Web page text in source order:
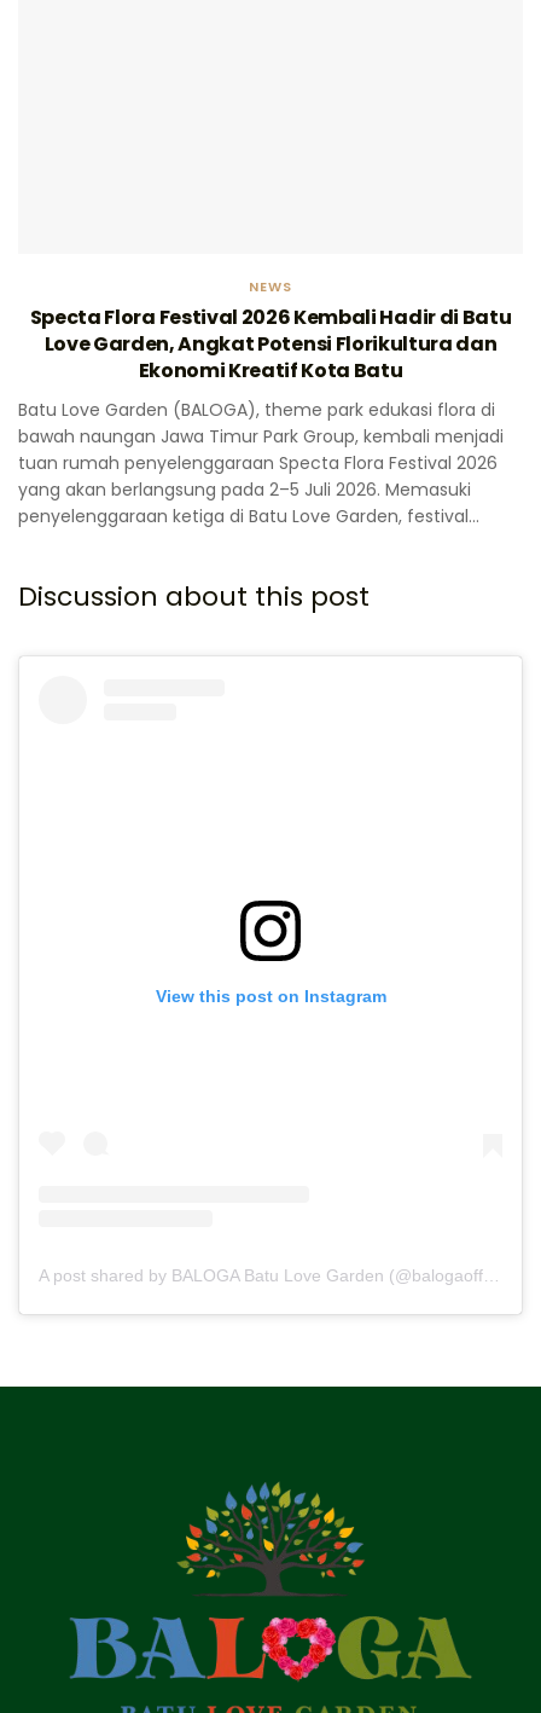
NEWS
Specta Flora Festival 2026 Kembali Hadir di Batu
Love Garden, Angkat Potensi Florikultura dan
Ekonomi Kreatif Kota Batu
Batu Love Garden (BALOGA), theme park edukasi flora di
bawah naungan Jawa Timur Park Group, kembali menjadi
tuan rumah penyelenggaraan Specta Flora Festival 2026
yang akan berlangsung pada 2–5 Juli 2026. Memasuki
penyelenggaraan ketiga di Batu Love Garden, festival...
Discussion about this post
View this post on Instagram
A post shared by BALOGA Batu Love Garden (@balogaofficial)